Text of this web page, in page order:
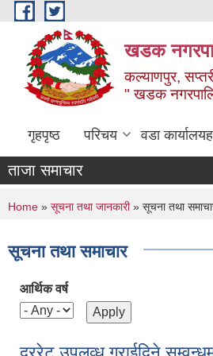
Skip to main content
खडक
कल्याणपुर,
" खडक
गृहपृष्ठ परिचय वडा
ताजा समाचार
You are here
Home » सूचना तथा जानकारी» सूचना तथा
सूचना तथा समाचार
आर्थिक वर्ष